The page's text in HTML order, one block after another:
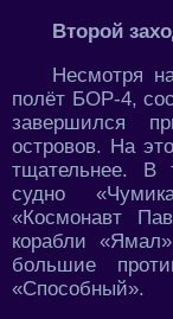
Второй
Несмотря
полёт БОР-4,
завершился
островов. На
тщательнее. В
судно
«Космонавт
корабли
большие
«Способный».